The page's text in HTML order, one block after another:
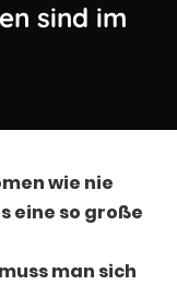
sind im
wie nie
eine so große
man sich